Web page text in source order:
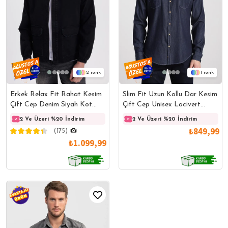
2
Erkek Relax Fit Rahat Kesim
Çift Cep Denim Siyah Kot
Mont Gömlek
2 Ve Üzeri %20 İndirim 2 Ve Üzeri %20 İndirim
(175)
₺1.099,99
1
Slim Fit Uzun Kollu Dar Kesim
Çift Cep Unisex Lacivert
Gömlek
2 Ve Üzeri %20 İndirim
₺849,99